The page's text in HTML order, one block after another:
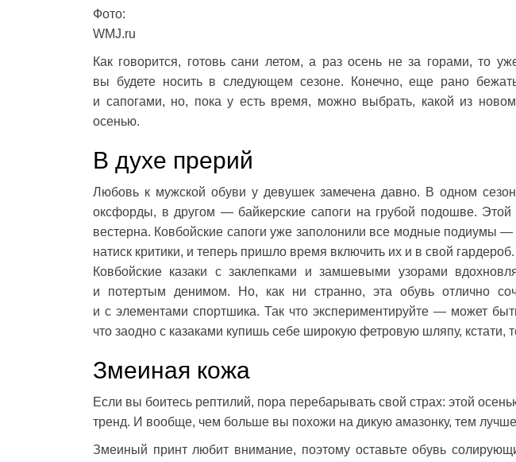
Фото:
WMJ.ru
Как говорится, готовь сани летом, а раз осень не за горами, то
вы будете носить в следующем сезоне. Конечно, еще рано
и сапогами, но, пока у есть время, можно выбрать, какой из
осенью.
В духе прерий
Любовь к мужской обуви у девушек замечена давно. В одном
оксфорды, в другом — байкерские сапоги на грубой подошве.
вестерна. Ковбойские сапоги уже заполонили все модные подиумы
натиск критики, и теперь пришло время включить их и в свой гардероб.
Ковбойские казаки с заклепками и замшевыми узорами
и потертым денимом. Но, как ни странно, эта обувь отлично
и с элементами спортшика. Так что экспериментируйте — может
что заодно с казаками купишь себе широкую фетровую шляпу, кстати,
Змеиная кожа
Если вы боитесь рептилий, пора перебарывать свой страх: этой
тренд. И вообще, чем больше вы похожи на дикую амазонку, тем
Змеиный принт любит внимание, поэтому оставьте обувь